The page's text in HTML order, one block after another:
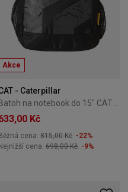
Akce
- Caterpillar
Batoh na notebook do 15" CAT Caterpillar Fastlane černý
Kč
Běžná cena: 815,00 Kč -22%
Nejnižší cena: 698,00 Kč -9%